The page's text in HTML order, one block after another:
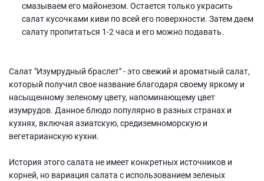
смазываем его майонезом. Остается только украсить
салат кусочками киви по всей его поверхности. Затем даем
салату пропитаться 1-2 часа и его можно подавать.
Салат "Изумрудный браслет" - это свежий и ароматный салат,
который получил свое название благодаря своему яркому и
насыщенному зеленому цвету, напоминающему цвет
изумрудов. Данное блюдо популярно в разных странах и
кухнях, включая азиатскую, средиземноморскую и
вегетарианскую кухни.
История этого салата не имеет конкретных источников и
корней, но вариация салата с использованием зеленых